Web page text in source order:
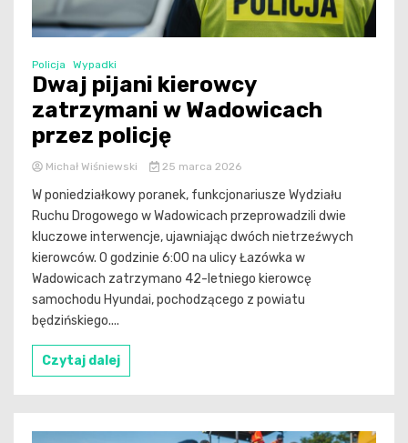
Policja Wypadki
Dwaj pijani kierowcy
zatrzymani w Wadowicach
przez policję
Michał Wiśniewski 25 marca 2026
W poniedziałkowy poranek, funkcjonariusze Wydziału
Ruchu Drogowego w Wadowicach przeprowadzili dwie
kluczowe interwencje, ujawniając dwóch nietrzeźwych
kierowców. O godzinie 6:00 na ulicy Łazówka w
Wadowicach zatrzymano 42-letniego kierowcę
samochodu Hyundai, pochodzącego z powiatu
będzińskiego....
Czytaj dalej